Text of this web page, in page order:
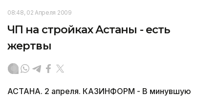
08:48, 02 Апреля 2009
ЧП на стройках Астаны - есть
жертвы
АСТАНА. 2 апреля. КАЗИНФОРМ - В минувшую